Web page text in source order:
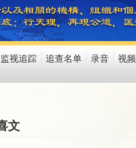
监视追踪 追查名单 录音 视频
文